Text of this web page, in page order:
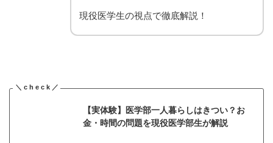
現役医学生の視点で徹底解説！
【実体験】医学部一人暮らしはきつい？お
金・時間の問題を現役医学部生が解説